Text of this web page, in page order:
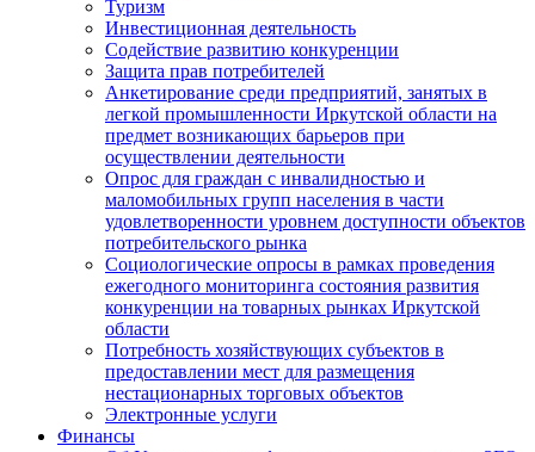
Туризм
Инвестиционная деятельность
Содействие развитию конкуренции
Защита прав потребителей
Анкетирование среди предприятий, занятых в
легкой промышленности Иркутской области на
предмет возникающих барьеров при
осуществлении деятельности
Опрос для граждан с инвалидностью и
маломобильных групп населения в части
удовлетворенности уровнем доступности объектов
потребительского рынка
Социологические опросы в рамках проведения
ежегодного мониторинга состояния развития
конкуренции на товарных рынках Иркутской
области
Потребность хозяйствующих субъектов в
предоставлении мест для размещения
нестационарных торговых объектов
Электронные услуги
Финансы